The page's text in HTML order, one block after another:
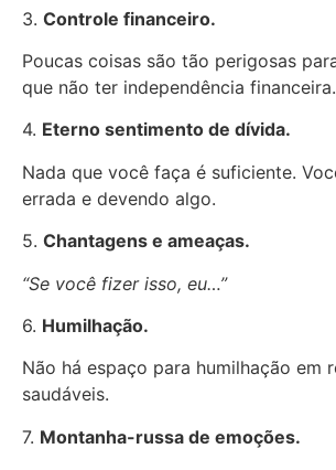
3. Controle financeiro.
Poucas coisas são tão perigosas
que não ter independência financeira.
4. Eterno sentimento de dívida.
Nada que você faça é suficiente.
errada e devendo algo.
5. Chantagens e ameaças.
“Se você fizer isso, eu…”
6. Humilhação.
Não há espaço para humilhação em
saudáveis.
7. Montanha-russa de emoções.